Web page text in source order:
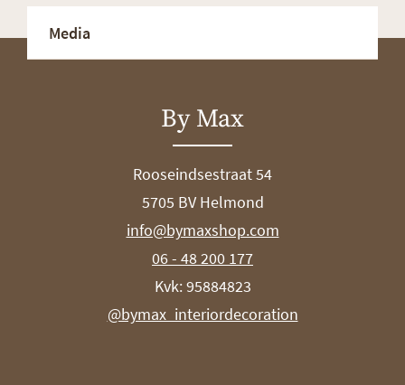
Media
By Max
Rooseindsestraat 54
5705 BV Helmond
info@bymaxshop.com
06 - 48 200 177
Kvk: 95884823
@bymax_interiordecoration